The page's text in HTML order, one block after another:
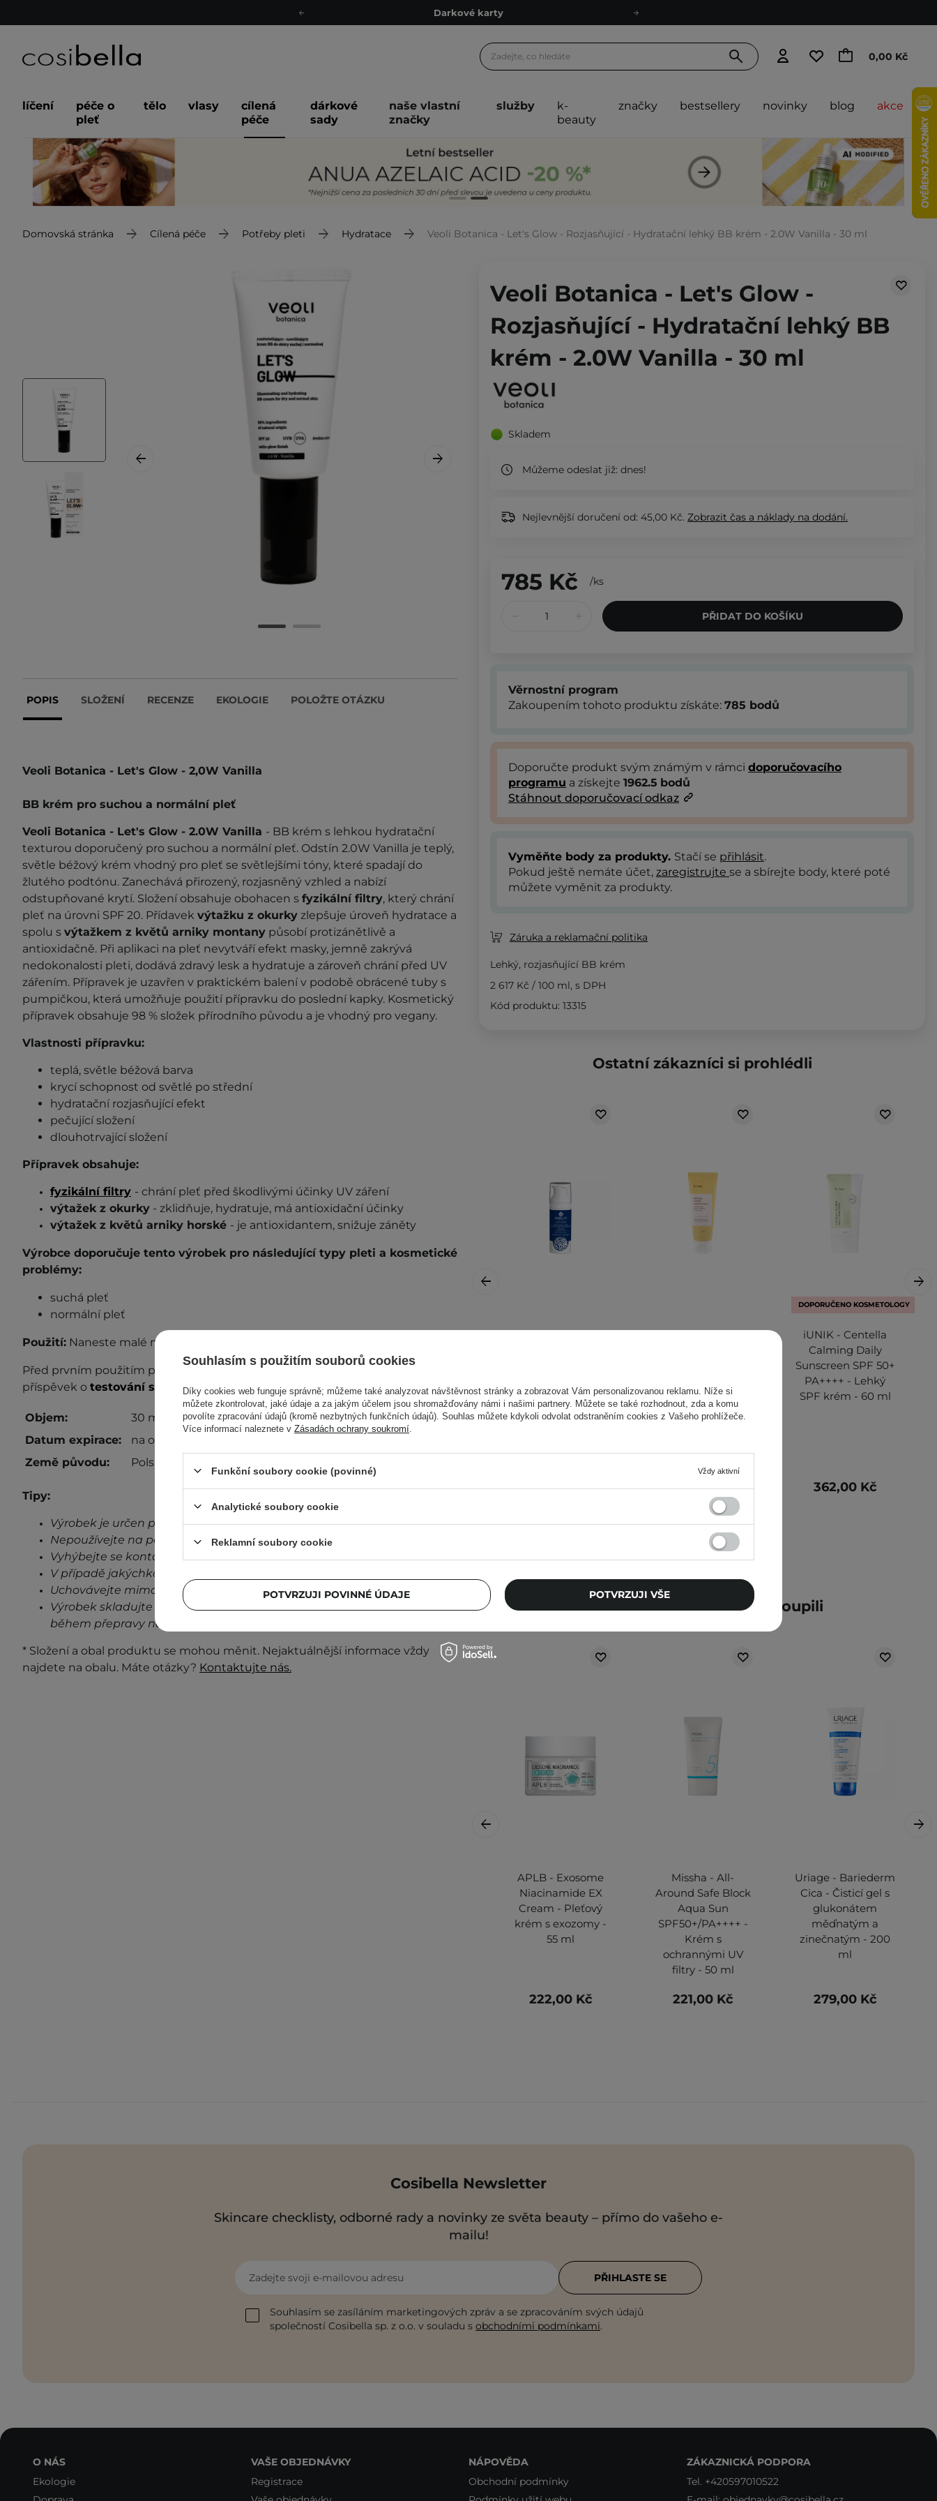
Ekologické balení
Odeslání do 24 hod.
Ekologické balení
0,00 Kč
líčení
péče o
pleť
tělo vlasy
cílená
péče
dárkové
sady
naše vlastní
značky
služby
k-
beauty
značky bestsellery novinky blog akce
Domovská stránka Cílená péče Potřeby pleti Hydratace Veoli Botanica - Let's Glow - Rozjasňující - Hydratační lehký BB krém - 2.0W Vanilla - 30 ml
POPIS SLOŽENÍ RECENZE EKOLOGIE POLOŽTE OTÁZKU
Veoli Botanica - Let's Glow - 2,0W Vanilla
BB krém pro suchou a normální pleť
Veoli Botanica - Let's Glow - 2.0W Vanilla - BB krém s lehkou hydratační
texturou doporučený pro suchou a normální pleť. Odstín 2.0W Vanilla je teplý,
světle béžový krém vhodný pro pleť se světlejšími tóny, které spadají do
žlutého podtónu. Zanechává přirozený, rozjasněný vzhled a nabízí
odstupňované krytí. Složení obsahuje obohacen s fyzikální filtry, který chrání
pleť na úrovni SPF 20. Přídavek výtažku z okurky zlepšuje úroveň hydratace a
spolu s výtažkem z květů arniky montany působí protizánětlivě a
antioxidačně. Při aplikaci na pleť nevytváří efekt masky, jemně zakrývá
nedokonalosti pleti, dodává zdravý lesk a hydratuje a zároveň chrání před UV
zářením. Přípravek je uzavřen v praktickém balení v podobě obrácené tuby s
pumpičkou, která umožňuje použití přípravku do poslední kapky. Kosmetický
přípravek obsahuje 98 % složek přírodního původu a je vhodný pro vegany.
Vlastnosti přípravku:
teplá, světle béžová barva
krycí schopnost od světlé po střední
hydratační rozjasňující efekt
pečující složení
dlouhotrvající složení
Přípravek obsahuje:
fyzikální filtry - chrání pleť před škodlivými účinky UV záření
výtažek z okurky - zklidňuje, hydratuje, má antioxidační účinky
výtažek z květů arniky horské - je antioxidantem, snižuje záněty
Výrobce doporučuje tento výrobek pro následující typy pleti a kosmetické
problémy:
suchá pleť
normální pleť
Použití: Naneste malé množství přípravku na pleť a vklepejte houbičkou.
Před prvním použitím proveďte test senzibilizace. Podívejte se na náš
příspěvek o testování senzibilizace, kde se dozvíte více.
Objem:
30 ml
Datum expirace:
na obalu
Země původu:
Polsko
Tipy:
Výrobek je určen pouze pro vnější použití.
Nepoužívejte na poškozenou pokožku.
Vyhýbejte se kontaktu s očima.
V případě jakýchkoli známek podráždění, přestaňte přípravek používat.
Uchovávejte mimo dosah dětí.
Výrobek skladujte při pokojové teplotě na stinném místě. Kolísání teplot
během přepravy neovlivní stabilitu a vlastnosti produktu.
* Složení a obal produktu se mohou měnit. Nejaktuálnější informace vždy
najdete na obalu. Máte otázky? Kontaktujte nás.
Veoli Botanica - Let's Glow -
Rozjasňující - Hydratační lehký BB
krém - 2.0W Vanilla - 30 ml
Skladem
Můžeme odeslat již: dnes!
Nejlevnější doručení od: 45,00 Kč. Zobrazit čas a náklady na dodání.
785 Kč /ks
PŘIDAT DO KOŠÍKU
Věrnostní program
Zakoupením tohoto produktu získáte: 785 bodů
Doporučte produkt svým známým v rámci doporučovacího
programu a získejte 1962.5 bodů
Stáhnout doporučovací odkaz
Vyměňte body za produkty. Stačí se přihlásit.
Pokud ještě nemáte účet, zaregistrujte se a sbírejte body, které poté
můžete vyměnit za produkty.
Záruka a reklamační politika
Lehký, rozjasňující BB krém
2 617 Kč / 100 ml, s DPH
Kód produktu: 13315
Ostatní zákazníci si prohlédli
BasicLab - Výživa a
xylitolu a 2 %
inositolu - 50 ml
631,00 Kč
iUNIK Propolis
propolisem - 60 ml
317,00 Kč
DOPORUČENO KOSMETOLOGY
iUNIK - Centella
Calming Daily
Sunscreen SPF 50+
PA++++ - Lehký
SPF krém - 60 ml
362,00 Kč
Ostatní zákazníci také zakoupili
APLB - Exosome
Niacinamide EX
Cream - Pleťový
krém s exozomy -
55 ml
222,00 Kč
Missha - All-
Around Safe Block
Aqua Sun
SPF50+/PA++++ -
Krém s
ochrannými UV
filtry - 50 ml
221,00 Kč
Uriage - Bariederm
Cica - Čisticí gel s
glukonátem
měďnatým a
zinečnatým - 200
ml
279,00 Kč
Cosibella Newsletter
Skincare checklisty, odborné rady a novinky ze světa beauty – přímo do vašeho e-
mailu!
Zadejte svoji e-mailovou adresu
Souhlasím se zasíláním marketingových zpráv a se zpracováním svých údajů
společností Cosibella sp. z o.o. v souladu s obchodními podmínkami.
PŘIHLASTE SE
O NÁS
Ekologie
VAŠE OBJEDNÁVKY
Registrace
NÁPOVĚDA
Obchodní podmínky
ZÁKAZNICKÁ PODPORA
Tel. +420597010522
Souhlasím s použitím souborů cookies
Díky cookies web funguje správně; můžeme také analyzovat návštěvnost stránky a zobrazovat Vám personalizovanou reklamu. Níže si
můžete zkontrolovat, jaké údaje a za jakým účelem jsou shromažďovány námi i našimi partnery. Můžete se také rozhodnout, zda a komu
povolíte zpracování údajů (kromě nezbytných funkčních údajů). Souhlas můžete kdykoli odvolat odstraněním cookies z Vašeho prohlížeče.
Více informací naleznete v Zásadách ochrany soukromí
Funkční soubory cookie (povinné) Vždy aktivní
Analytické soubory cookie
Reklamní soubory cookie
POTVRZUJI POVINNÉ ÚDAJE POTVRZUJI VŠE